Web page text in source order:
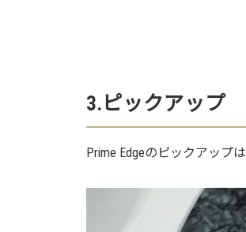
3.ピックアップ
Prime Edgeのピックアップは